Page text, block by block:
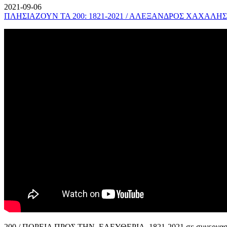
2021-09-06
ΠΛΗΣΙΑΖΟΥΝ ΤΑ 200: 1821-2021 / ΑΛΕΞΑΝΔΡΟΣ ΧΑΧΑΛΗΣ